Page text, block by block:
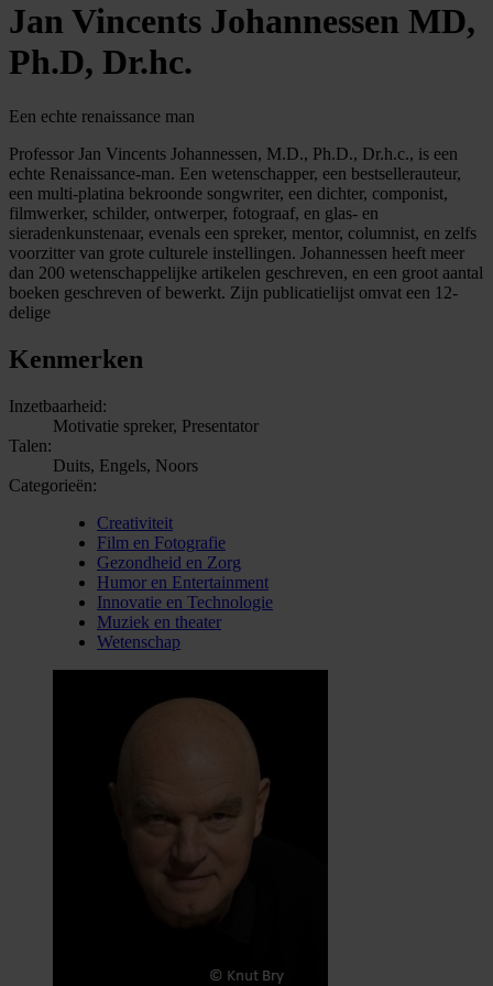
Jan Vincents Johannessen MD,
Ph.D, Dr.hc.
Een echte renaissance man
Professor Jan Vincents Johannessen, M.D., Ph.D., Dr.h.c., is een
echte Renaissance-man. Een wetenschapper, een bestsellerauteur,
een multi-platina bekroonde songwriter, een dichter, componist,
filmwerker, schilder, ontwerper, fotograaf, en glas- en
sieradenkunstenaar, evenals een spreker, mentor, columnist, en zelfs
voorzitter van grote culturele instellingen. Johannessen heeft meer
dan 200 wetenschappelijke artikelen geschreven, en een groot aantal
boeken geschreven of bewerkt. Zijn publicatielijst omvat een 12-
delige
Kenmerken
Inzetbaarheid:
Motivatie spreker, Presentator
Talen:
Duits, Engels, Noors
Categorieën:
Creativiteit
Film en Fotografie
Gezondheid en Zorg
Humor en Entertainment
Innovatie en Technologie
Muziek en theater
Wetenschap